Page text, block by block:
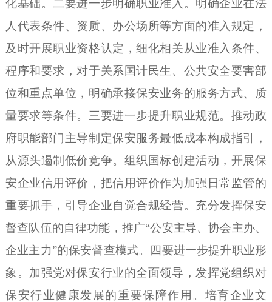
化基础。 二要进一步明确职业准入。 明确企业在法
人代表条件、资质、办公场所等方面的准入规定，
及时开展职业资格认定，细化相关从业准入条件、
程序和要求，对于关系国计民生、公共安全要害部
位和重点单位，明确承接保安业务的服务方式、质
量要求等条件。 三要进一步提升职业规范。 推动政
府职能部门主导制定保安服务最低成本构成指引，
从源头遏制低价竞争。组织国标创建活动，开展保
安企业信用评价，把信用评价作为加强日常监管的
重要抓手，引导企业自觉合规经营。充分发挥保安
督查队伍的自律功能，推广“公安主导、协会主办、
企业主力”的保安督查模式。 四要进一步提升职业形
象。 加强党对保安行业的全面领导，发挥党组织对
保安行业健康发展的重要保障作用。培育企业文